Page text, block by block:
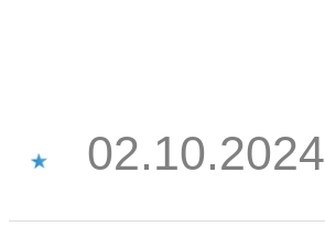
02.10.2024